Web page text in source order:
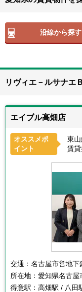
沿線から探す
リヴィエ－ルサナエ
エイブル高畑店
オススメポ
イント
東
賃
交通： 名古屋市営地下
所在地： 愛知県名古屋
得意駅： 高畑駅 / 八田